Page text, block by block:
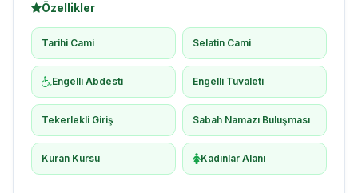
Özellikler
Tarihi Cami Selatin Cami
Engelli Abdesti Engelli Tuvaleti
Tekerlekli Giriş Sabah Namazı Buluşması
Kuran Kursu Kadınlar Alanı